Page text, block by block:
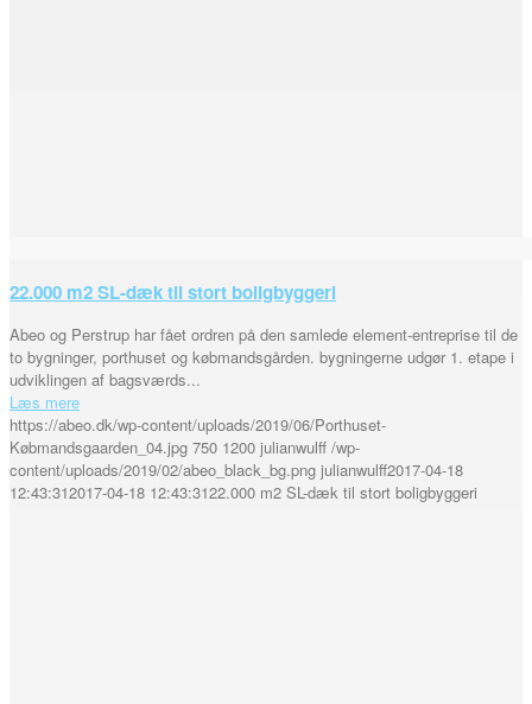
22.000 m2 SL-dæk til stort boligbyggeri
Abeo og Perstrup har fået ordren på den samlede element-entreprise til de
to bygninger, porthuset og købmandsgården. bygningerne udgør 1. etape i
udviklingen af bagsværds...
Læs mere
https://abeo.dk/wp-content/uploads/2019/06/Porthuset-
Købmandsgaarden_04.jpg 750 1200 julianwulff /wp-
content/uploads/2019/02/abeo_black_bg.png julianwulff2017-04-18
12:43:312017-04-18 12:43:3122.000 m2 SL-dæk til stort boligbyggeri